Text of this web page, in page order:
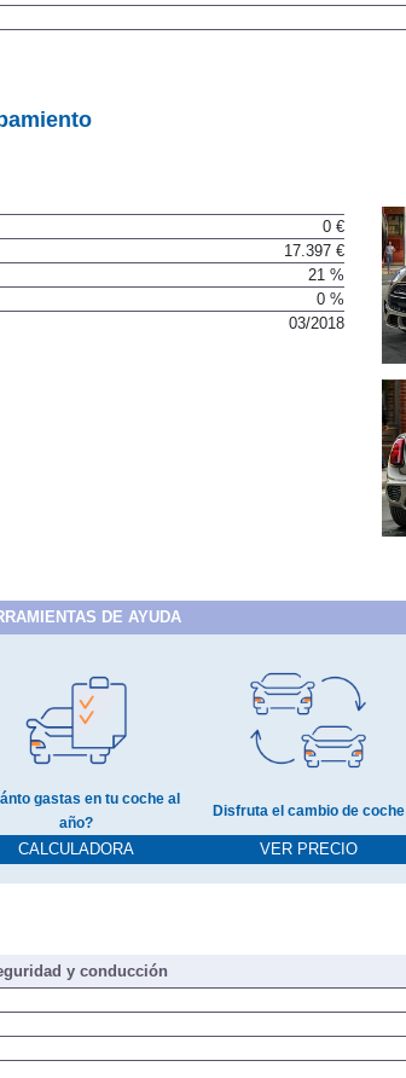
0 €
17.397 €
21 %
0 %
03/2018
DE AYUDA
gastas en tu coche al
año?
CALCULADORA
Disfruta el cambio de coche
VER PRECIO
y conducción